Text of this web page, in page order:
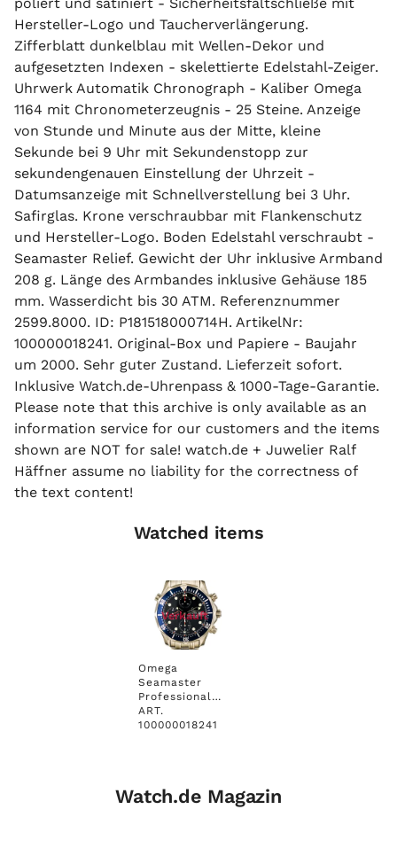
Hersteller-Logo und Taucherverlängerung.
Zifferblatt dunkelblau mit Wellen-Dekor und
aufgesetzten Indexen - skelettierte Edelstahl-Zeiger.
Uhrwerk Automatik Chronograph - Kaliber Omega
1164 mit Chronometerzeugnis - 25 Steine. Anzeige
von Stunde und Minute aus der Mitte, kleine
Sekunde bei 9 Uhr mit Sekundenstopp zur
sekundengenauen Einstellung der Uhrzeit -
Datumsanzeige mit Schnellverstellung bei 3 Uhr.
Safirglas. Krone verschraubbar mit Flankenschutz
und Hersteller-Logo. Boden Edelstahl verschraubt -
Seamaster Relief. Gewicht der Uhr inklusive Armband
208 g. Länge des Armbandes inklusive Gehäuse 185
mm. Wasserdicht bis 30 ATM. Referenznummer
2599.8000. ID: P181518000714H. ArtikelNr:
100000018241. Original-Box und Papiere - Baujahr
um 2000. Sehr guter Zustand. Lieferzeit sofort.
Inklusive Watch.de-Uhrenpass & 1000-Tage-Garantie.
Please note that this archive is only available as an
information service for our customers and the items
shown are NOT for sale! watch.de + Juwelier Ralf
Häffner assume no liability for the correctness of
the text content!
Watched items
Verkauft
Omega
Seamaster
Professional
Diver
Edelstahl
Box&Pap
ART.
100000018241
Watch.de Magazin